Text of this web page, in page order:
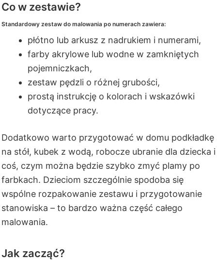
Co w zestawie?
Standardowy zestaw do malowania po numerach zawiera:
płótno lub arkusz z nadrukiem i numerami,
farby akrylowe lub wodne w zamkniętych
pojemniczkach,
zestaw pędzli o różnej grubości,
prostą instrukcję o kolorach i wskazówki
dotyczące pracy.
Dodatkowo warto przygotować w domu podkładkę
na stół, kubek z wodą, robocze ubranie dla dziecka i
coś, czym można będzie szybko zmyć plamy po
farbkach. Dzieciom szczególnie spodoba się
wspólne rozpakowanie zestawu i przygotowanie
stanowiska – to bardzo ważna część całego
malowania.
Jak zacząć?